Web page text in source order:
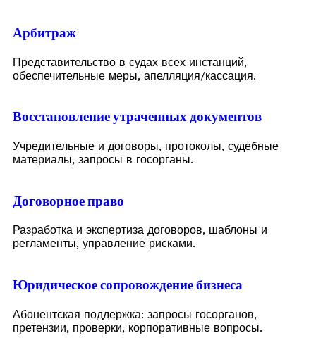
Арбитраж
Представительство в судах всех инстанций,
обеспечительные меры, апелляция/кассация.
Восстановление утраченных документов
Учредительные и договоры, протоколы, судебные
материалы, запросы в госорганы.
Договорное право
Разработка и экспертиза договоров, шаблоны и
регламенты, управление рисками.
Юридическое сопровождение бизнеса
Абонентская поддержка: запросы госорганов,
претензии, проверки, корпоративные вопросы.